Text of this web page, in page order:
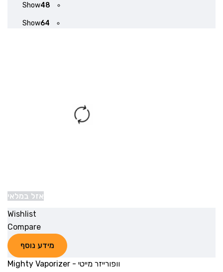
Show48
Show64
אזל במלאי
Wishlist
Compare
מידע נוסף
וופורייזר מייטי - Mighty Vaporizer